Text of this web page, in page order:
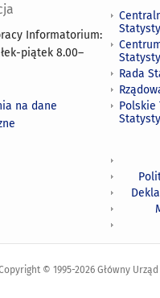
Informatorium:
piątek 8.00–
na dane
Rada
Polskie
© 1995-2026 Główny